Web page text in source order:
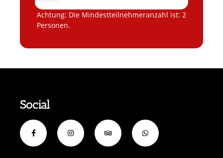
Achtung: Die Mindestteilnehmeranzahl ist: 2
Personen.
Social